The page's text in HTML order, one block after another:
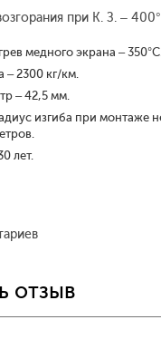
при К. З. –
медного экрана –
– 2300 кг/км.
– 42,5 мм.
изгиба при монтаже
лет.
отзыв